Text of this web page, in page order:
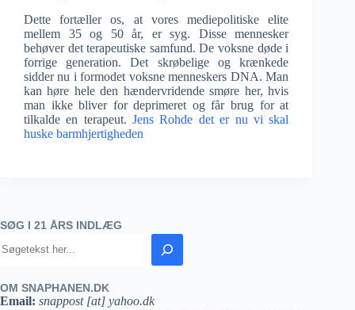
Dette fortæller os, at vores mediepolitiske elite
mellem 35 og 50 år, er syg. Disse mennesker
behøver det terapeutiske samfund. De voksne døde i
forrige generation. Det skrøbelige og krænkede
sidder nu i formodet voksne menneskers DNA. Man
kan høre hele den hændervridende smøre her, hvis
man ikke bliver for deprimeret og får brug for at
tilkalde en terapeut.Jens Rohde det er nu vi skal
huske barmhjertigheden
SØG I 21 ÅRS INDLÆG
OM SNAPHANEN.DK
Email: snappost [at] yahoo.dk